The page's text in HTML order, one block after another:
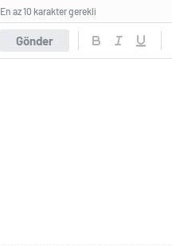
Gönder
En az 10 karakter gerekli